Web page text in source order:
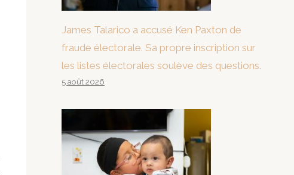
James Talarico a accusé Ken Paxton de
fraude électorale. Sa propre inscription sur
les listes électorales soulève des questions.
5 août 2026